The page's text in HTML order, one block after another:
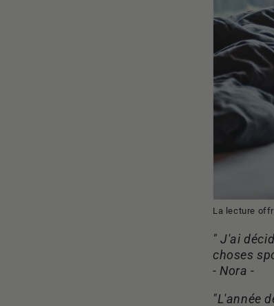
La lecture
" J'ai
choses
- Nora -
"L'année